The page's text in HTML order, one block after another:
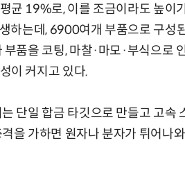
균 19%로, 이를 조금이라도 높이
하는데, 6900여개 부품으로 구성
품을 코팅, 마찰·마모·부식으로
이 커지고 있다.
단일 합금 타깃으로 만들고 고속
을 가하면 원자나 분자가 튀어나